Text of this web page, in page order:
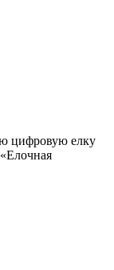
цифровую елку